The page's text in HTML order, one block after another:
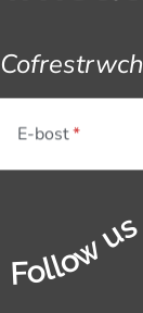
E-bost
Follow